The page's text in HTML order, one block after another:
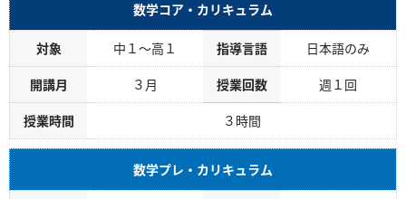
数学コア・カリキュラム
対象 中１～高１ 指導言語 日本語のみ
開講月 ３月 授業回数 週１回
授業時間 ３時間
数学プレ・カリキュラム